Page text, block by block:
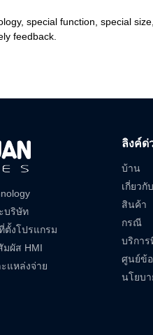
special function, special
feedback.
บริษัท
ตั้งโปรแกรม
ผัส HMI
แหล่งจ่าย
ลิงค์ด่
บ้าน
เกี่ยวกั
สินค้า
กรณี
บริการ
ศูนย์ข้
นโยบ